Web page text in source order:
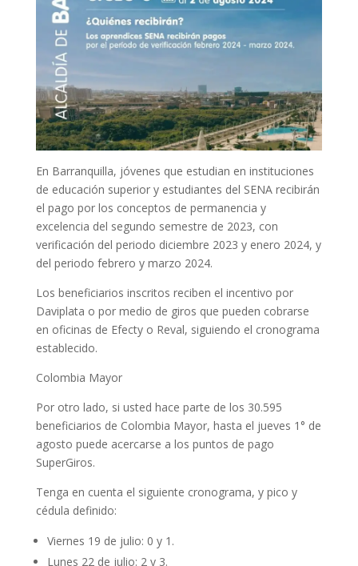
En Barranquilla, jóvenes que estudian en instituciones
de educación superior y estudiantes del SENA recibirán
el pago por los conceptos de permanencia y
excelencia del segundo semestre de 2023, con
verificación del periodo diciembre 2023 y enero 2024, y
del periodo febrero y marzo 2024.
Los beneficiarios inscritos reciben el incentivo por
Daviplata o por medio de giros que pueden cobrarse
en oficinas de Efecty o Reval, siguiendo el cronograma
establecido.
Colombia Mayor
Por otro lado, si usted hace parte de los 30.595
beneficiarios de Colombia Mayor, hasta el jueves 1° de
agosto puede acercarse a los puntos de pago
SuperGiros.
Tenga en cuenta el siguiente cronograma, y pico y
cédula definido:
Viernes 19 de julio: 0 y 1.
Lunes 22 de julio: 2 y 3.